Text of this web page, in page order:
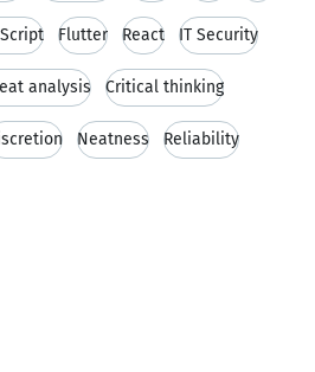
Flutter React IT Security
analysis Critical thinking
Neatness Reliability